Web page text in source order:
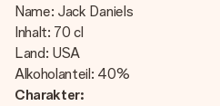
Name: Jack Daniels
Inhalt: 70 cl
Land: USA
Alkoholanteil: 40%
Charakter: